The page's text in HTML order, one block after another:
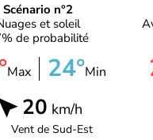
Scénario n°2
et soleil
de probabilité
Max 24°Min
20 km/h
Vent deSud-Est